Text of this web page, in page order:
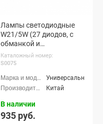
Лампы светодиодные
W21/5W (27 диодов, с
обманкой и
вентилятором,
оранжевые) (S0075)
Каталожный номер:
S0075
Универсальные
Китай
В наличии
935 руб.